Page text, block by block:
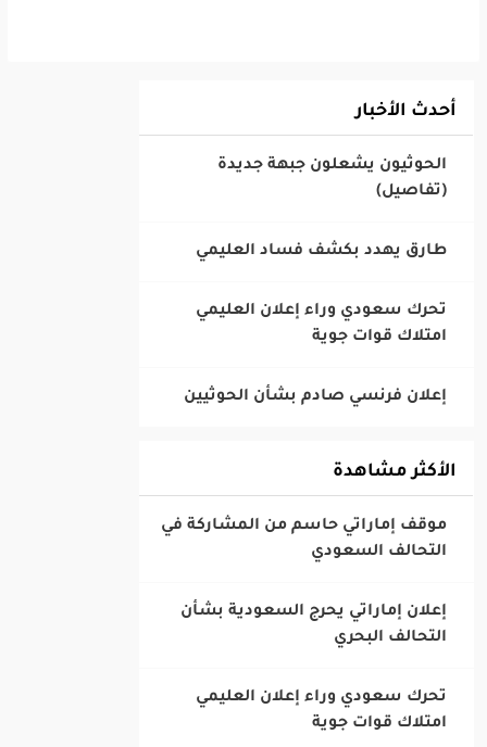
أحدث الأخبار
‎الحوثيون يشعلون جبهة جديدة
(تفاصيل)
‎تحرك سعودي وراء إعلان العليمي
امتلاك قوات جوية
الأكثر مشاهدة
‎موقف إماراتي حاسم من المشاركة في
التحالف السعودي
‎إعلان إماراتي يحرج السعودية بشأن
التحالف البحري
‎تحرك سعودي وراء إعلان العليمي
امتلاك قوات جوية